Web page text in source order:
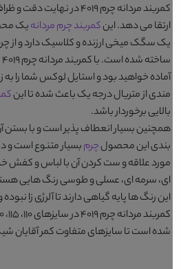
کمربند مردانه چرم 4019
در نهایت دقت و
ارتقا می دهد. اینکمربند چرم مردانهیک
یک سگک میخی ارزنده و کلاسیک دارد و از
ساخته شده است. باکمربند مردانه چرم 4019
آماده خواهید بود و استایل لوکس شما را به
مندی از متریال درجه یک باعث شده تا این
بالایی برخوردار باشد.
همچنین بسیار انعطاف پذیر است و با بستن
بندی این محصولچرمبسیار متنوع است و
مورد علاقه و ست کردن آن با لباس و کفش
ای، سرمه ای، عسلی و طوسیرنگ هایی هستند
این رنگ ها پایه گیاهی دارند تا آلرژی زا نبوده و
کمربند مردانه چرم 4019
شده است تا سایزهای متفاوت کمر آقایان